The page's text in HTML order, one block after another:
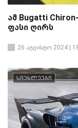
ამ Bugatti
ფასი ღირს
26 აგვისტო 2024 |
სიახლეები